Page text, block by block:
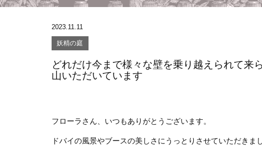
2023.11.11
妖精の庭
どれだけ今まで様々な壁を乗り越えられて来
山いただいています
フローラさん、いつもありがとうございます。
ドバイの風景やブースの美しさにうっとりさせていただきまし